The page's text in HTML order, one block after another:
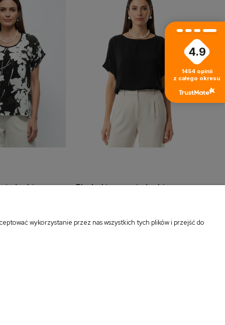
koszyka
jedwabiu w
dodaj do koszyka
Bluzka kimono z jedwabiu czarna
›
4.9
1454 opinii
z całego okresu
wykorzystanie przez nas wszystkich tych plików i przejść do